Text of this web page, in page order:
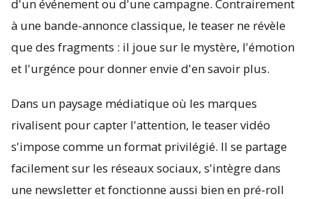
d'un événement ou d'une campagne. Contrairement
à une bande-annonce classique, le teaser ne révèle
que des fragments : il joue sur le mystère, l'émotion
et l'urgénce pour donner envie d'en savoir plus.
Dans un paysage médiatique où les marques
rivalisent pour capter l'attention, le teaser vidéo
s'impose comme un format privilégié. Il se partage
facilement sur les réseaux sociaux, s'intègre dans
une newsletter et fonctionne aussi bien en pré-roll